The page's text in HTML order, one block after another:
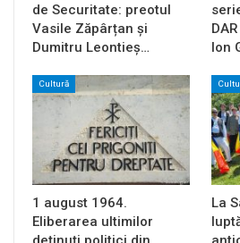
de Securitate: preotul
Vasile Zăpârțan și
Dumitru Leontieș…
Ion
Cultură
1 august 1964.
Eliberarea ultimilor
La